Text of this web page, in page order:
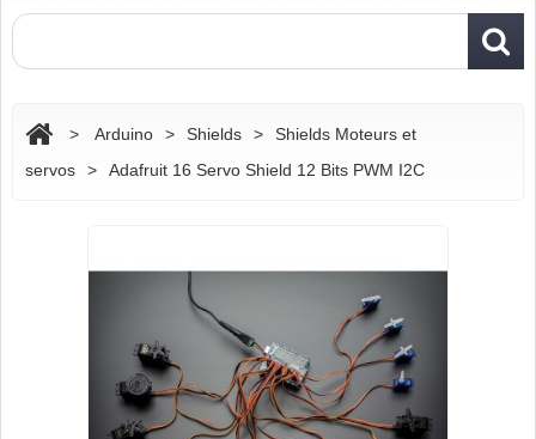
> Arduino > Shields >
Shields Moteurs et
servos
> Adafruit 16 Servo Shield 12 Bits PWM I2C